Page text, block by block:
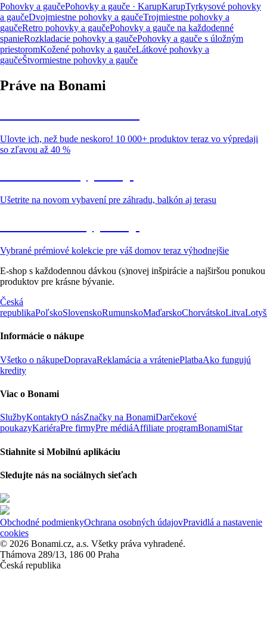
Pohovky a gaučePohovky a gauče · KarupKarupTyrkysové pohovky
a gaučeDvojmiestne pohovky a gaučeTrojmiestne pohovky a
gaučeRetro pohovky a gaučePohovky a gauče na každodenné
spanieRozkladacie pohovky a gaučePohovky a gauče s úložným
priestoromKožené pohovky a gaučeLátkové pohovky a
gaučeŠtvormiestne pohovky a gauče
Práve na Bonami
Ulovte ich, než bude neskoro! 10 000+ produktov teraz vo výpredaji
so zľavou až 40 %
Ušetrite na novom vybavení pre záhradu, balkón aj terasu
Vybrané prémiové kolekcie pre váš domov teraz výhodnejšie
E-shop s každodennou dávkou (s)novej inšpirácie a najširšou ponukou
produktov pre krásne bývanie.
Česká
republikaPoľskoSlovenskoRumunskoMaďarskoChorvátskoLitva
Informácie o nákupe
Všetko o nákupeDopravaReklamácia a vráteniePlatbaAko fungujú
kredity
Viac o Bonami
SlužbyKontaktyO násZnačky na BonamiDarčekové
poukazyKariéraPre firmyPre médiáAffiliate programBonamiStar
Stiahnite si Mobilnú aplikáciu
Sledujte nás na sociálnych sieťach
Obchodné podmienkyOchrana osobných údajovPravidlá a nastavenie
cookies
© 2026 Bonami.cz, a.s. Všetky práva vyhradené.
Thámova 289/13, 186 00 Praha
Česká republika